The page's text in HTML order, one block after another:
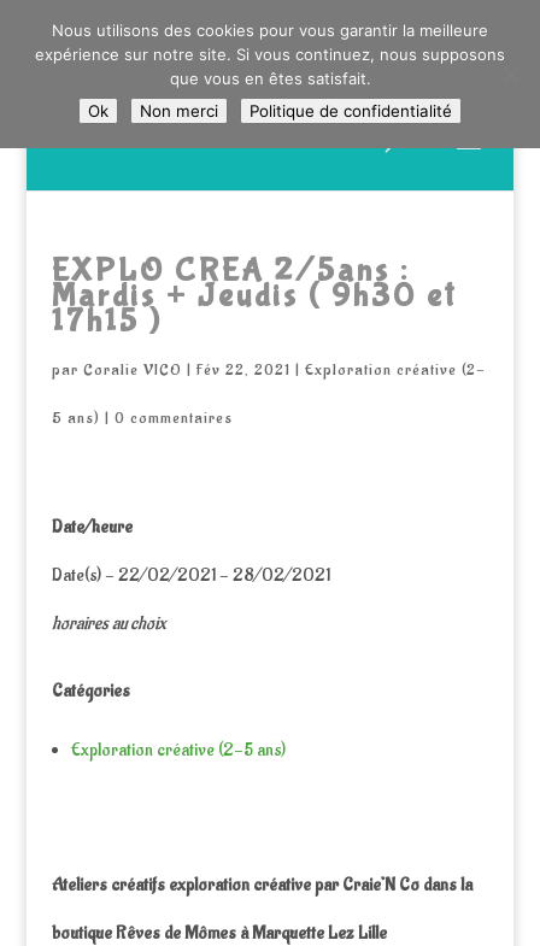
0603176412 - RDV CHEZ SO WATT À SAINT ANDRÉ OU
DANS LA MÉTROPOLE LILLOISE
CRAIENCO@GMAIL.COM
produits
EXPLO CREA 2/5ans :
Mardis + Jeudis ( 9h30 et
17h15 )
par Coralie VICO | Fév 22, 2021 | Exploration créative (2-
5 ans) | 0 commentaires
Date/heure
Date(s) - 22/02/2021 - 28/02/2021
horaires au choix
Catégories
Exploration créative (2-5 ans)
Ateliers créatifs exploration créative par Craie’N Co dans la
boutique Rêves de Mômes à Marquette Lez Lille
Nous utilisons des cookies pour vous garantir la meilleure
expérience sur notre site. Si vous continuez, nous supposons
que vous en êtes satisfait.
Ok
Non merci Politique de confidentialité